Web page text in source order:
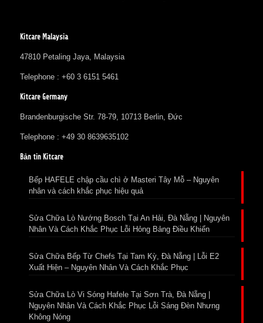
Kitcare Malaysia
47810 Petaling Jaya, Malaysia
Telephone : +60 3 6151 5461
Kitcare Germany
Brandenburgische Str. 78-79, 10713 Berlin, Đức
Telephone : +49 30 8639635102
Bản tin Kitcare
Bếp HAFELE chập cầu chì ở Masteri Tây Mỗ – Nguyên
nhân và cách khắc phục hiệu quả
Sửa Chữa Lò Nướng Bosch Tại An Hải, Đà Nẵng | Nguyên
Nhân Và Cách Khắc Phục Lỗi Hỏng Bảng Điều Khiển
Sửa Chữa Bếp Từ Chefs Tại Tam Kỳ, Đà Nẵng | Lỗi E2
Xuất Hiện – Nguyên Nhân Và Cách Khắc Phục
Sửa Chữa Lò Vi Sóng Hafele Tại Sơn Trà, Đà Nẵng |
Nguyên Nhân Và Cách Khắc Phục Lỗi Sáng Đèn Nhưng
Không Nóng